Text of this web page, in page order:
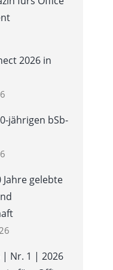
2026 in
jährigen bSb-
Jahre gelebte
Nr. 1 | 2026